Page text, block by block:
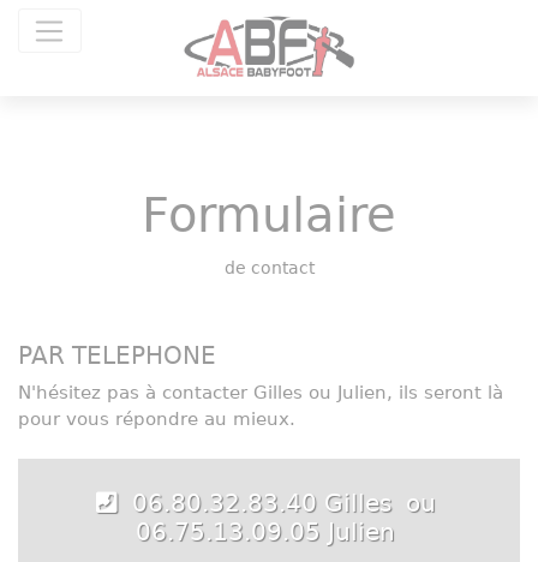
Formulaire
de contact
PAR TELEPHONE
N'hésitez pas à contacter Gilles ou Julien, ils seront là
pour vous répondre au mieux.
06.80.32.83.40 Gilles ou
06.75.13.09.05 Julien
Panneau de gestion des cookies